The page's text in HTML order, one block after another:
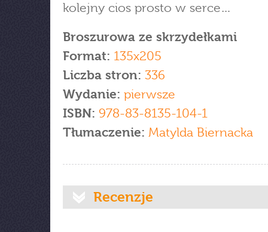
kolejny cios prosto w serce…
Broszurowa ze skrzydełkami
Format: 135x205
Liczba stron: 336
Wydanie: pierwsze
ISBN: 978-83-8135-104-1
Tłumaczenie: Matylda Biernacka
Recenzje